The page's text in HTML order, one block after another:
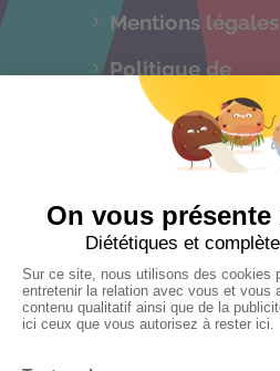
Mentions légales
Politique de
confidentialités
Suivez-nous
CONTACTEZ-NOUS